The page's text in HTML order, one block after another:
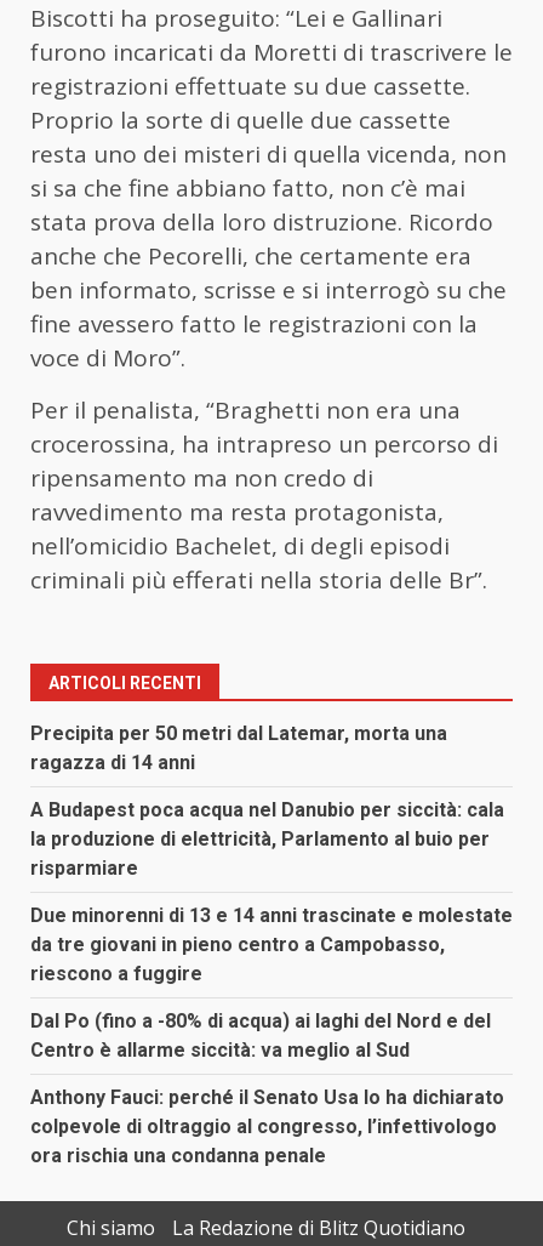
Biscotti ha proseguito: “Lei e Gallinari
furono incaricati da Moretti di trascrivere le
registrazioni effettuate su due cassette.
Proprio la sorte di quelle due cassette
resta uno dei misteri di quella vicenda, non
si sa che fine abbiano fatto, non c’è mai
stata prova della loro distruzione. Ricordo
anche che Pecorelli, che certamente era
ben informato, scrisse e si interrogò su che
fine avessero fatto le registrazioni con la
voce di Moro”.
Per il penalista, “Braghetti non era una
crocerossina, ha intrapreso un percorso di
ripensamento ma non credo di
ravvedimento ma resta protagonista,
nell’omicidio Bachelet, di degli episodi
criminali più efferati nella storia delle Br”.
ARTICOLI RECENTI
Precipita per 50 metri dal Latemar, morta una
ragazza di 14 anni
A Budapest poca acqua nel Danubio per siccità: cala
la produzione di elettricità, Parlamento al buio per
risparmiare
Due minorenni di 13 e 14 anni trascinate e molestate
da tre giovani in pieno centro a Campobasso,
riescono a fuggire
Dal Po (fino a -80% di acqua) ai laghi del Nord e del
Centro è allarme siccità: va meglio al Sud
Anthony Fauci: perché il Senato Usa lo ha dichiarato
colpevole di oltraggio al congresso, l’infettivologo
ora rischia una condanna penale
Chi siamo
La Redazione di Blitz Quotidiano